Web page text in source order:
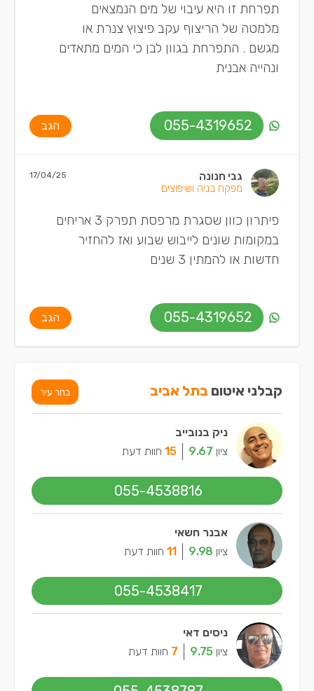
תפרחת זו היא עיבוי של מים הנמצאים
מלמטה של הריצוף עקב פיצוץ צנרת או
מגשם . התפרחת בגוון לבן כי המים מתאדים
ונהייה אבנית
055-4319652 הגב
גבי חנונה
מפקח בניה ושיפוצים
17/04/25
פיתרון כוון שסגרת מרפסת תפרק 3 אריחים
במקומות שונים לייבוש שבוע ואז להחזיר
חדשות או להמתין 3 שנים
055-4319652 הגב
קבלני איטום בתל אביב בחר עיר
ניק בנובייב
ציון 9.67
15 חוות דעת
055-4538816
אבנר חשאי
ציון 9.98
11 חוות דעת
055-4538417
ניסים דאי
ציון 9.75
7 חוות דעת